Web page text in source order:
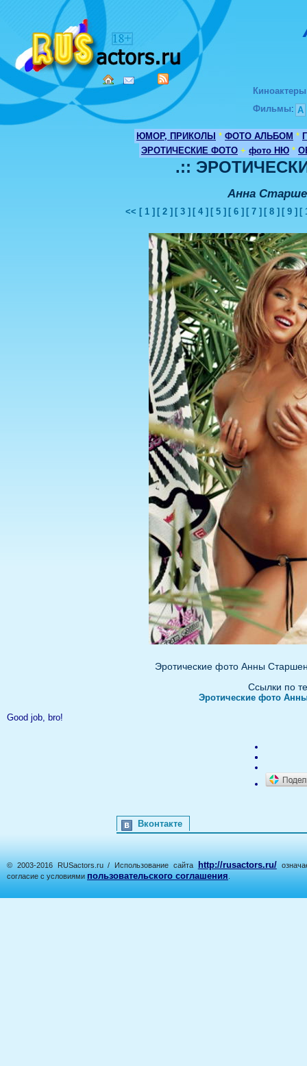
Киноактеры
Фильмы: А
ЮМОР, ПРИКОЛЫ * ФОТО АЛЬБОМ *
ЭРОТИЧЕСКИЕ ФОТО + фото НЮ *
.::
Анна
<< [ 1 ] [ 2 ] [ 3 ] [ 4 ] [ 5 ] [ 6 ] [ 7 ] [ 8 ] [ 9 ] [
Эротические фото Анны
Ссылки по
Эротические фото
Good job, bro!
Вконтакте
© 2003-2016 RUSactors.ru / Использование сайта http://rusactors.ru/
согласие с условиями пользовательского соглашения